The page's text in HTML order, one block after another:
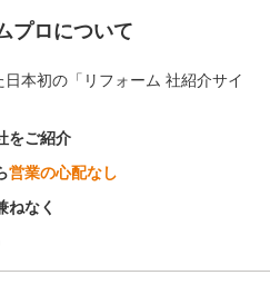
プロについて
本初の「リフォーム 社紹介サイ
をご紹介
営業の心配なし
ねなく